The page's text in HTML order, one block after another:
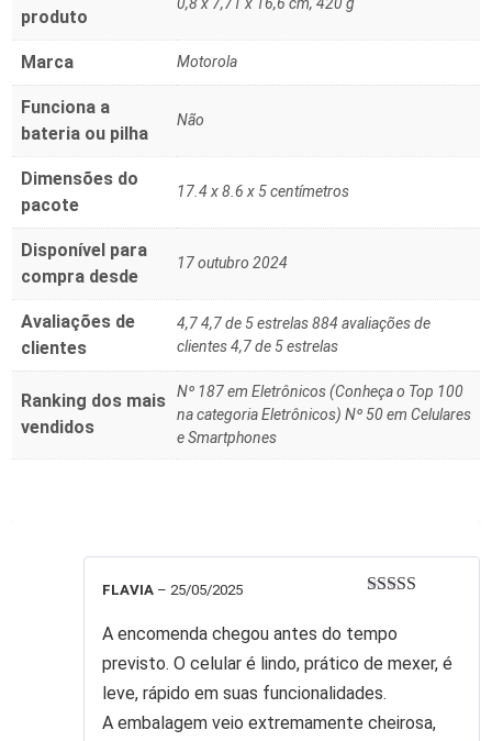
produto
Marca ‎Motorola
Funciona a
bateria ou pilha
‎Não
Dimensões do
pacote
17.4 x 8.6 x 5 centímetros
Disponível para
compra desde
17 outubro 2024
Avaliações de
clientes
4,7 4,7 de 5 estrelas 884 avaliações de
clientes 4,7 de 5 estrelas
Ranking dos mais
vendidos
Nº 187 em Eletrônicos (Conheça o Top 100
na categoria Eletrônicos) Nº 50 em Celulares
e Smartphones
de 5
FLAVIA – 25/05/2025
A encomenda chegou antes do tempo
previsto. O celular é lindo, prático de mexer, é
leve, rápido em suas funcionalidades.
A embalagem veio extremamente cheirosa,